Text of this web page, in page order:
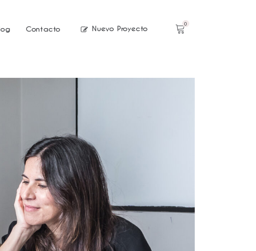
Contacto Nuevo Proyecto
0